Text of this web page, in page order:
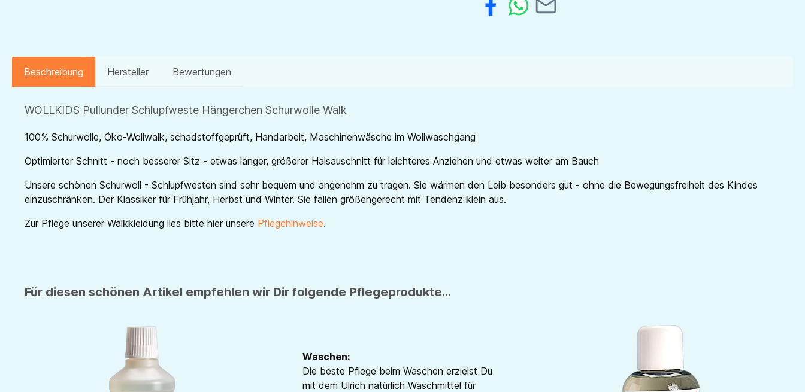
Beschreibung Hersteller Bewertungen
WOLLKIDS Pullunder Schlupfweste Hängerchen Schurwolle Walk
100% Schurwolle, Öko-Wollwalk, schadstoffgeprüft, Handarbeit, Maschinenwäsche im Wollwaschgang
Optimierter Schnitt - noch besserer Sitz - etwas länger, größerer Halsauschnitt für leichteres Anziehen und etwas weiter am Bauch
Unsere schönen Schurwoll - Schlupfwesten sind sehr bequem und angenehm zu tragen. Sie wärmen den Leib besonders gut - ohne die Bewegungsfreiheit des Kindes
einzuschränken. Der Klassiker für Frühjahr, Herbst und Winter. Sie fallen größengerecht mit Tendenz klein aus.
Zur Pflege unserer Walkkleidung lies bitte hier unsere Pflegehinweise.
Für diesen schönen Artikel empfehlen wir Dir folgende Pflegeprodukte...
Waschen:
Die beste Pflege beim Waschen erzielst Du
mit dem Ulrich natürlich Waschmittel für